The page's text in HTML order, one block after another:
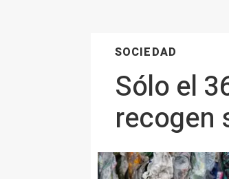
SOCIEDAD
Sólo el
recogen